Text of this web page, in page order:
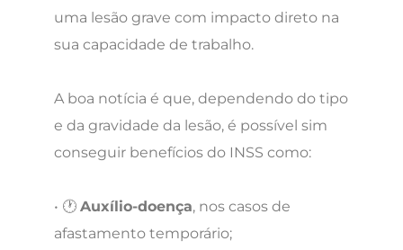
uma lesão grave com impacto direto na
sua capacidade de trabalho.
A boa notícia é que, dependendo do tipo
e da gravidade da lesão, é possível sim
conseguir benefícios do INSS como:
• 🕐 Auxílio-doença, nos casos de
afastamento temporário;